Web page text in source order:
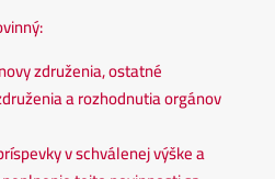
združenia, ostatné
a rozhodnutia orgánov
v schválenej výške a